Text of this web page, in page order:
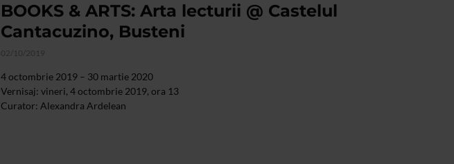
BOOKS & ARTS: Arta lecturii @ Castelul
Cantacuzino, Busteni
02/10/2019
4 octombrie 2019 – 30 martie 2020
Vernisaj: vineri, 4 octombrie 2019, ora 13
Curator: Alexandra Ardelean